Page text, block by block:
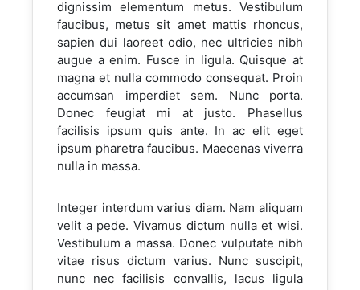
dignissim elementum metus. Vestibulum
faucibus, metus sit amet mattis rhoncus,
sapien dui laoreet odio, nec ultricies nibh
augue a enim. Fusce in ligula. Quisque at
magna et nulla commodo consequat. Proin
accumsan imperdiet sem. Nunc porta.
Donec feugiat mi at justo. Phasellus
facilisis ipsum quis ante. In ac elit eget
ipsum pharetra faucibus. Maecenas viverra
nulla in massa.
Integer interdum varius diam. Nam aliquam
velit a pede. Vivamus dictum nulla et wisi.
Vestibulum a massa. Donec vulputate nibh
vitae risus dictum varius. Nunc suscipit,
nunc nec facilisis convallis, lacus ligula